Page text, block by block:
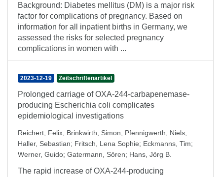
Background: Diabetes mellitus (DM) is a major risk
factor for complications of pregnancy. Based on
information for all inpatient births in Germany, we
assessed the risks for selected pregnancy
complications in women with ...
2023-12-19 Zeitschriftenartikel
Prolonged carriage of OXA-244-carbapenemase-
producing Escherichia coli complicates
epidemiological investigations
Reichert, Felix; Brinkwirth, Simon; Pfennigwerth, Niels;
Haller, Sebastian; Fritsch, Lena Sophie; Eckmanns, Tim;
Werner, Guido; Gatermann, Sören; Hans, Jörg B.
The rapid increase of OXA-244-producing